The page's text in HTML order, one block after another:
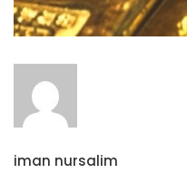
iman nursalim